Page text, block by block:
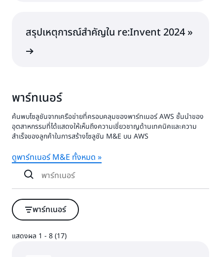
สรุปเหตุการณ์สำคัญใน re:Invent 2024 »
พาร์ทเนอร์
ค้นพบโซลูชันจากเครือข่ายที่ครอบคลุมของพาร์ทเนอร์ AWS ชั้นนำของ
อุตสาหกรรมที่ได้แสดงให้เห็นถึงความเชี่ยวชาญด้านเทคนิคและความ
สำเร็จของลูกค้าในการสร้างโซลูชัน M&E บน AWS
ดูพาร์ทเนอร์ M&E ทั้งหมด »
พาร์ทเนอร์
แสดงผล 1 - 8 (17)